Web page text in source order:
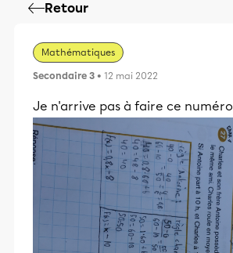
Retour
Mathématiques
Secondaire 3 • 12 mai 2022
Je n'arrive pas à faire ce numéro